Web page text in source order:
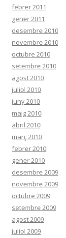
febrer 2011
gener 2011
desembre 2010
novembre 2010
octubre 2010
setembre 2010
agost 2010
juliol 2010
juny 2010
maig 2010
abril 2010
març 2010
febrer 2010
gener 2010
desembre 2009
novembre 2009
octubre 2009
setembre 2009
agost 2009
juliol 2009